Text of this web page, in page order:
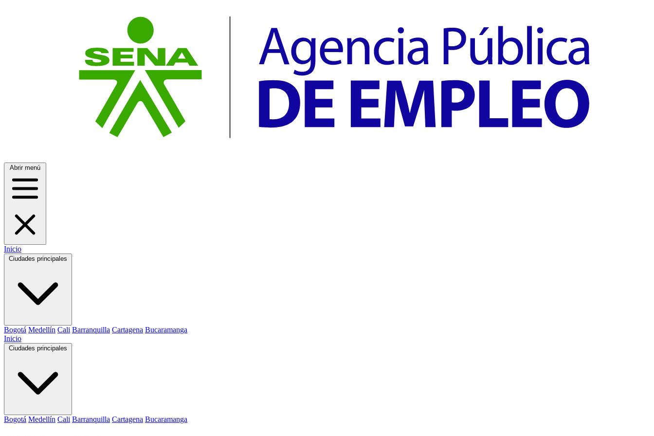
Abrir menú
Inicio
Bogotá Medellín Cali Barranquilla Cartagena Bucaramanga
Inicio
Bogotá Medellín Cali Barranquilla Cartagena Bucaramanga